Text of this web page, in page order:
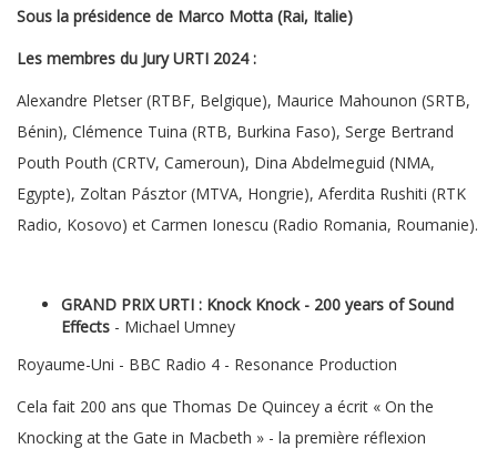
Sous la présidence de Marco Motta (Rai, Italie)
Les membres du Jury URTI 2024 :
Alexandre Pletser (RTBF, Belgique), Maurice Mahounon (SRTB,
Bénin), Clémence Tuina (RTB, Burkina Faso), Serge Bertrand
Pouth Pouth (CRTV, Cameroun), Dina Abdelmeguid (NMA,
Egypte), Zoltan Pásztor (MTVA, Hongrie), Aferdita Rushiti (RTK
Radio, Kosovo) et Carmen Ionescu (Radio Romania, Roumanie).
GRAND PRIX URTI : Knock Knock - 200 years of Sound
Effects - Michael Umney
Royaume-Uni - BBC Radio 4 - Resonance Production
Cela fait 200 ans que Thomas De Quincey a écrit « On the
Knocking at the Gate in Macbeth » - la première réflexion